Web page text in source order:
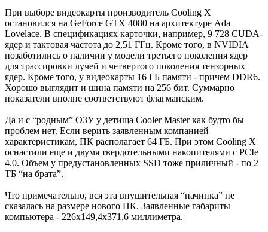
При выборе видеокарты производитель Cooling X
остановился на GeForce GTX 4080 на архитектуре Ada
Lovelace. В спецификациях карточки, например, 9 728 CUDA-
ядер и тактовая частота до 2,51 ГГц. Кроме того, в NVIDIA
позаботились о наличии у модели третьего поколения ядер
для трассировки лучей и четвертого поколения тензорных
ядер. Кроме того, у видеокарты 16 ГБ памяти - причем DDR6.
Хорошо выглядит и шина памяти на 256 бит. Суммарно
показатели вполне соответствуют флагманским.
Да и с “родным” ОЗУ у детища Cooler Master как будто бы
проблем нет. Если верить заявленным компанией
характеристикам, ПК располагает 64 ГБ. При этом Cooling X
оснастили еще и двумя твердотельными накопителями с PCIe
4.0. Объем у предустановленных SSD тоже приличный - по 2
ТБ “на брата”.
Что примечательно, вся эта внушительная “начинка” не
сказалась на размере нового ПК. Заявленные габариты
компьютера - 226х149,4х371,6 миллиметра.